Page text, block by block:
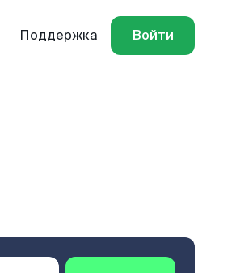
Поддержка Войти